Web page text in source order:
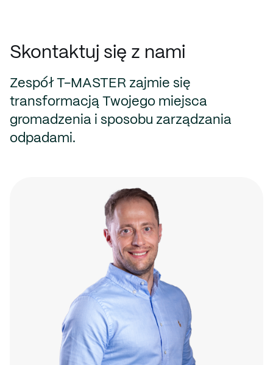
Skontaktuj się z nami
Zespół T-MASTER zajmie się
transformacją Twojego miejsca
gromadzenia i sposobu zarządzania
odpadami.